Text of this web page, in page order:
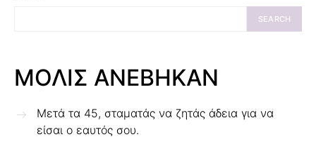
SEARCH
ΜΟΛΙΣ ΑΝΕΒΗΚΑΝ
Μετά τα 45, σταματάς να ζητάς άδεια για να
είσαι ο εαυτός σου.